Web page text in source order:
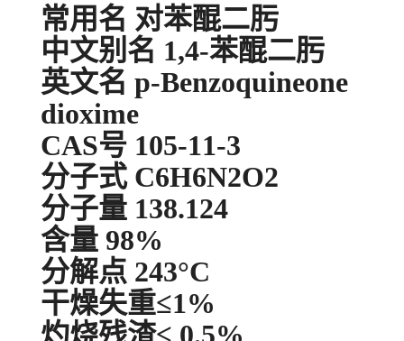
常用名 对苯醌二肟
中文别名 1,4-苯醌二肟
英文名 p-Benzoquineone
dioxime
CAS号 105-11-3
分子式 C6H6N2O2
分子量 138.124
含量 98%
分解点 243°C
干燥失重≤1%